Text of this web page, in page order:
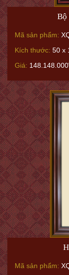
Bộ
Mã sản phẩm:
Kích thước: 50 x
Giá:
Mã sản phẩm: